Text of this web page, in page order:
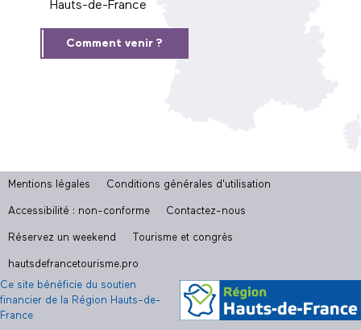
Hauts-de-France
Comment venir ?
Mentions légales Conditions générales d'utilisation
Accessibilité : non-conforme Contactez-nous
Réservez un weekend Tourisme et congrès
hautsdefrancetourisme.pro
Ce site bénéficie du soutien
financier de la Région Hauts-de-
France